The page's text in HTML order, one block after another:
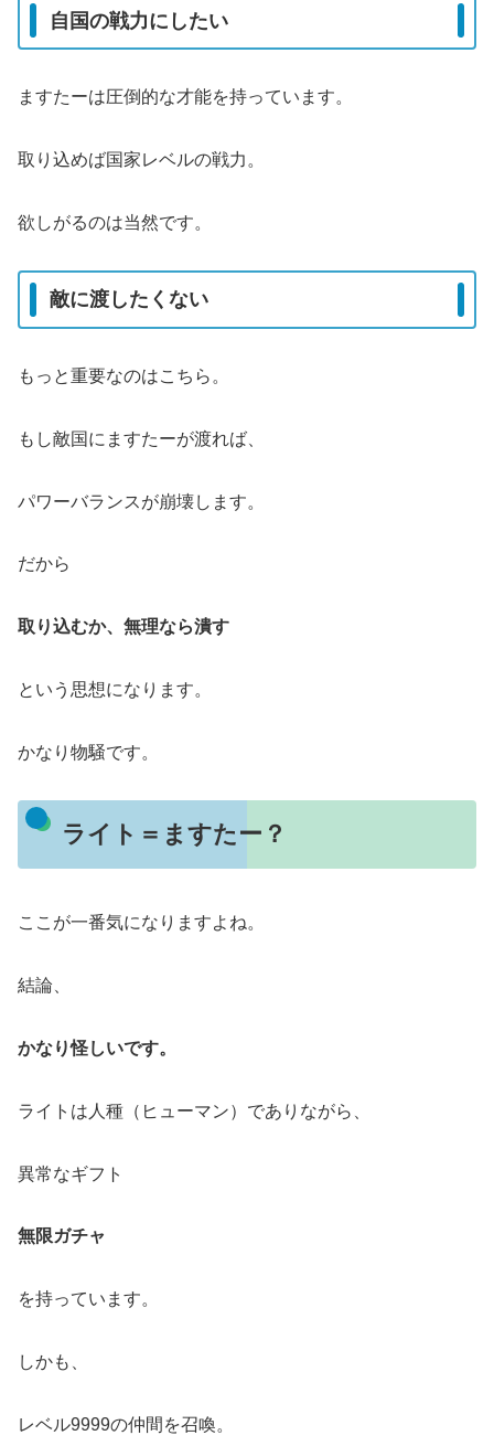
自国の戦力にしたい
ますたーは圧倒的な才能を持っています。
取り込めば国家レベルの戦力。
欲しがるのは当然です。
敵に渡したくない
もっと重要なのはこちら。
もし敵国にますたーが渡れば、
パワーバランスが崩壊します。
だから
取り込むか、無理なら潰す
という思想になります。
かなり物騒です。
ライト＝ますたー？
ここが一番気になりますよね。
結論、
かなり怪しいです。
ライトは人種（ヒューマン）でありながら、
異常なギフト
無限ガチャ
を持っています。
しかも、
レベル9999の仲間を召喚。